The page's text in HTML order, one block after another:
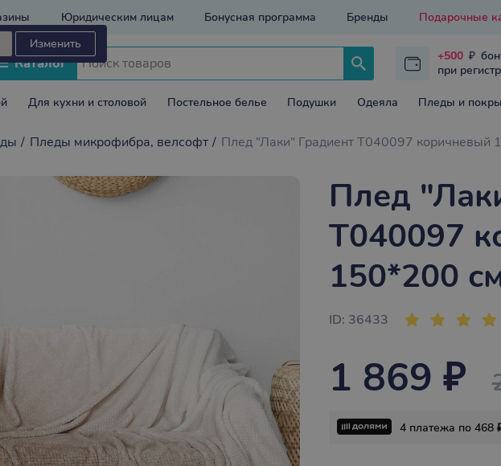
Изменить
Юридическим лицам Бонусная программа Бренды Подарочные
Каталог +500 ₽
при
Для кухни и столовой Постельное белье Подушки Одеяла Пледы и
Пледы микрофибра, велсофт Плед "Лаки" Градиент Т040097 коричневый
Плед
Т040097
150*200
ID: 36433
1 869 ₽
4 платежа по 468